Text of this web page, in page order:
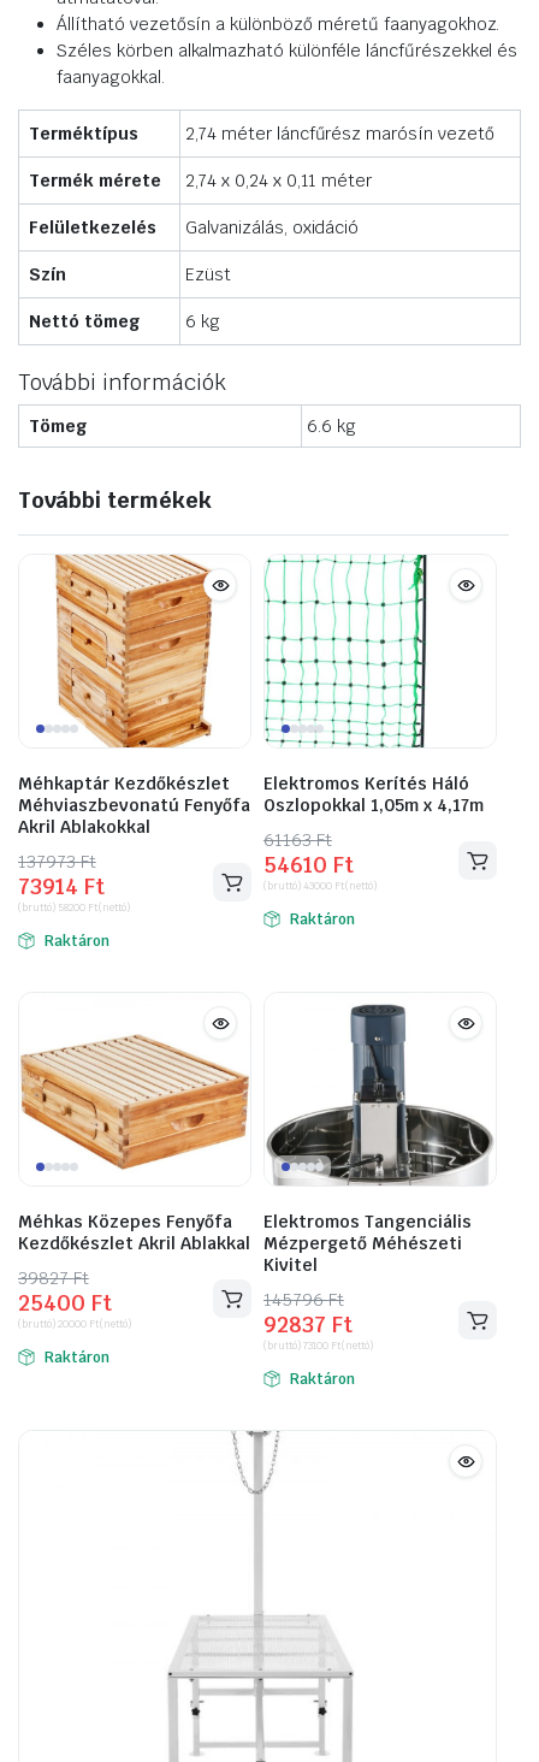
Állítható vezetősín a különböző méretű faanyagokhoz.
Széles körben alkalmazható különféle láncfűrészekkel és
faanyagokkal.
Terméktípus 2,74 méter láncfűrész marósín vezető
Termék mérete 2,74 x 0,24 x 0,11 méter
Felületkezelés Galvanizálás, oxidáció
Szín Ezüst
Nettó tömeg 6 kg
További információk
Tömeg 6.6 kg
További termékek
Méhkaptár Kezdőkészlet
Méhviaszbevonatú Fenyőfa
Akril Ablakokkal
137973Ft
Original
price
was:
137973 Ft.
73914 Ft
Current
price
is:
73914 Ft.
(bruttó) 58200 Ft(nettó)
Raktáron
Elektromos Kerítés Háló
Oszlopokkal 1,05m x 4,17m
61163Ft
Original
price
was:
61163 Ft.
54610 Ft
Current
price
is:
54610 Ft.
(bruttó) 43000 Ft(nettó)
Raktáron
Méhkas Közepes Fenyőfa
Kezdőkészlet Akril Ablakkal
39827Ft
Original
price
was:
39827 Ft.
25400 Ft
Current
price
is:
25400 Ft.
(bruttó)20000 Ft(nettó)
Raktáron
Elektromos Tangenciális
Mézpergető Méhészeti
Kivitel
145796Ft
Original
price
was:
145796 Ft.
92837 Ft
Current
price
is:
92837 Ft.
(bruttó)73100 Ft(nettó)
Raktáron